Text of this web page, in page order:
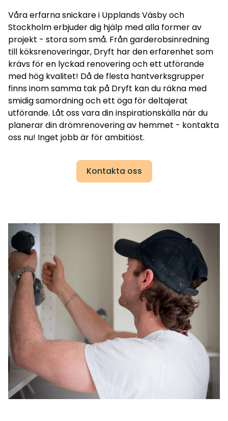
Våra erfarna snickare i Upplands Väsby och
Stockholmerbjuder dig hjälp med alla former av
projekt - stora som små. Från garderobsinredning
till köksrenoveringar, Dryft har den erfarenhet som
krävs för en lyckad renovering och ett utförande
med hög kvalitet! Då de flesta hantverksgrupper
finns inom samma tak på Dryft kan du räkna med
smidig samordning och ett öga för deltajerat
utförande. Låt oss vara din inspirationskälla när du
planerar din drömrenovering av hemmet - kontakta
oss nu! Inget jobb är för ambitiöst.
Kontakta oss